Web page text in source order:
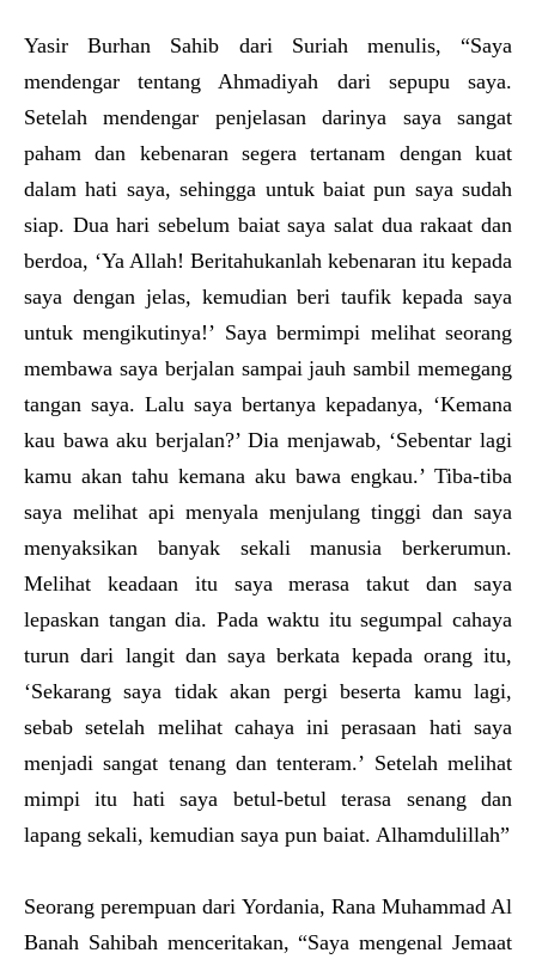
Yasir Burhan Sahib dari Suriah menulis, “Saya
mendengar tentang Ahmadiyah dari sepupu saya.
Setelah mendengar penjelasan darinya saya sangat
paham dan kebenaran segera tertanam dengan kuat
dalam hati saya, sehingga untuk baiat pun saya sudah
siap. Dua hari sebelum baiat saya salat dua rakaat dan
berdoa, ‘Ya Allah! Beritahukanlah kebenaran itu kepada
saya dengan jelas, kemudian beri taufik kepada saya
untuk mengikutinya!’ Saya bermimpi melihat seorang
membawa saya berjalan sampai jauh sambil memegang
tangan saya. Lalu saya bertanya kepadanya, ‘Kemana
kau bawa aku berjalan?’ Dia menjawab, ‘Sebentar lagi
kamu akan tahu kemana aku bawa engkau.’ Tiba-tiba
saya melihat api menyala menjulang tinggi dan saya
menyaksikan banyak sekali manusia berkerumun.
Melihat keadaan itu saya merasa takut dan saya
lepaskan tangan dia. Pada waktu itu segumpal cahaya
turun dari langit dan saya berkata kepada orang itu,
‘Sekarang saya tidak akan pergi beserta kamu lagi,
sebab setelah melihat cahaya ini perasaan hati saya
menjadi sangat tenang dan tenteram.’ Setelah melihat
mimpi itu hati saya betul-betul terasa senang dan
lapang sekali, kemudian saya pun baiat. Alhamdulillah”
Seorang perempuan dari Yordania, Rana Muhammad Al
Banah Sahibah menceritakan, “Saya mengenal Jemaat